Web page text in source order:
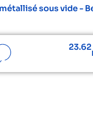
sous vide -
23.62